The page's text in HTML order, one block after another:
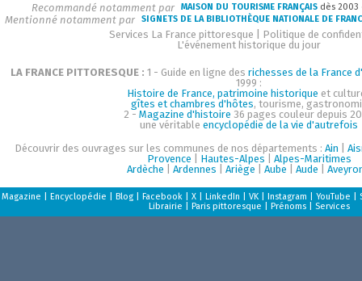
Recommandé notamment par MAISON DU TOURISME FRANÇAIS dès
Mentionné notamment par SIGNETS DE LA BIBLIOTHÈQUE NATIONALE DE
Services La France pittoresque
Politique de
L'événement historique du jour
LA FRANCE PITTORESQUE : 1 - Guide en ligne des richesses de la France
1999 :
Histoire de France, patrimoine historique et
gîtes et chambres d'hôtes, tourisme,
2 - Magazine d'histoire 36 pages couleur depuis
une véritable encyclopédie de la vie d'autrefois
Découvrir des ouvrages sur les communes de nos départements : Ain
Provence
Hautes-Alpes
Alpes-Maritimes
Ardèche
Ardennes Ariège Aube Aude
Magazine Encyclopédie Blog| Facebook| X| LinkedIn VK| Instagram YouTube
Librairie
Paris pittoresque Prénoms| Services